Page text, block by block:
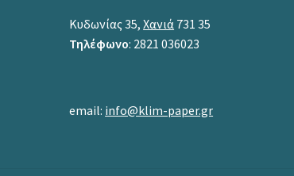
Κυδωνίας 35,Χανιά 731 35
Τηλέφωνο: 2821 036023
email: info@klim-paper.gr